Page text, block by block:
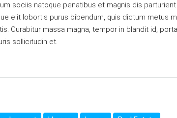
sociis natoque penatibus et magnis dis
elit lobortis purus bibendum, quis dictum metus
Curabitur massa magna, tempor in blandit id,
sollicitudin et.